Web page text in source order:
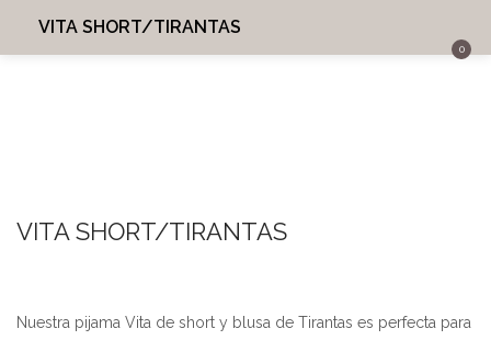
VITA SHORT/TIRANTAS
0
INGRESAR REGISTRARME
VITA SHORT/TIRANTAS
Nuestra pijama Vita de short y blusa de Tirantas es perfecta para